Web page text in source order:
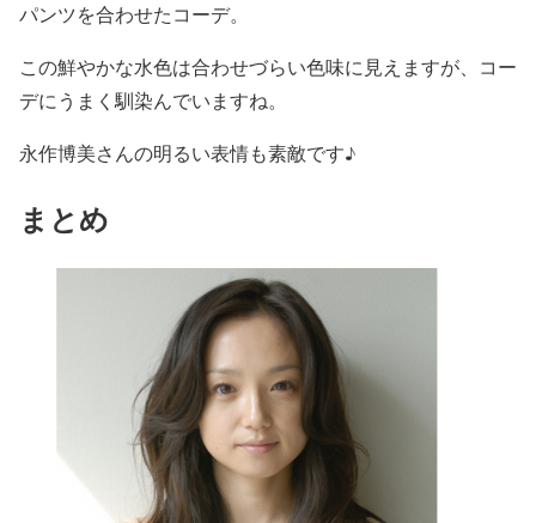
パンツを合わせたコーデ。
この鮮やかな水色は合わせづらい色味に見えますが、コー
デにうまく馴染んでいますね。
永作博美さんの明るい表情も素敵です♪
まとめ